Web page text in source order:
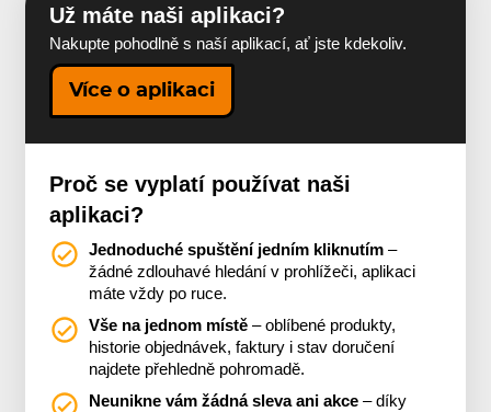
Už máte naši aplikaci?
Nakupte pohodlně s naší aplikací, ať jste kdekoliv.
Více o aplikaci
Proč se vyplatí používat naši
aplikaci?
Jednoduché spuštění jedním kliknutím –
žádné zdlouhavé hledání v prohlížeči, aplikaci
máte vždy po ruce.
Vše na jednom místě – oblíbené produkty,
historie objednávek, faktury i stav doručení
najdete přehledně pohromadě.
Neunikne vám žádná sleva ani akce – díky